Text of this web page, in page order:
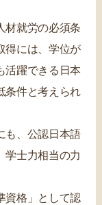
材就労の必須条
得には、学位が
活躍できる日本
条件と考えられ
も、公認日本語
学士力相当の力
資格」として認